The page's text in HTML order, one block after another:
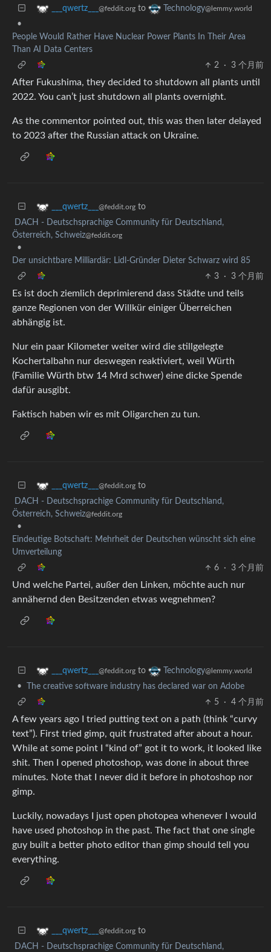
___qwertz___ @feddit.org to Technology@lemmy.world
•
People Would Rather Have Nuclear Power Plants In Their Area
Than AI Data Centers
2
· 3 个月前
After Fukushima, they decided to shutdown all plants until
2022. You can’t just shutdown all plants overnight.
As the commentor pointed out, this was then later delayed
to 2023 after the Russian attack on Ukraine.
___qwertz___ @feddit.org to
DACH - Deutschsprachige Community für Deutschland,
Österreich, Schweiz@feddit.org
•
Der unsichtbare Milliardär: Lidl-Gründer Dieter Schwarz wird 85
3
· 3 个月前
Es ist doch ziemlich deprimierend dass Städte und teils
ganze Regionen von der Willkür einiger Überreichen
abhängig ist.
Nur ein paar Kilometer weiter wird die stillgelegte
Kochertalbahn nur deswegen reaktiviert, weil Würth
(Familie Würth btw 14 Mrd schwer) eine dicke Spende
dafür ausgibt.
Faktisch haben wir es mit Oligarchen zu tun.
___qwertz___ @feddit.org to
DACH - Deutschsprachige Community für Deutschland,
Österreich, Schweiz@feddit.org
•
Eindeutige Botschaft: Mehrheit der Deutschen wünscht sich eine
Umverteilung
6
· 3 个月前
Und welche Partei, außer den Linken, möchte auch nur
annähernd den Besitzenden etwas wegnehmen?
___qwertz___ @feddit.org to Technology@lemmy.world
•
The creative software industry has declared war on Adobe
5
· 4 个月前
A few years ago I tried putting text on a path (think “curvy
text”). First tried gimp, quit frustrated after about a hour.
While at some point I “kind of” got it to work, it looked like
shit. Then I opened photoshop, was done in about three
minutes. Note that I never did it before in photoshop nor
gimp.
Luckily, nowadays I just open photopea whenever I would
have used photoshop in the past. The fact that one single
guy built a better photo editor than gimp should tell you
everything.
___qwertz___ @feddit.org to
DACH - Deutschsprachige Community für Deutschland,